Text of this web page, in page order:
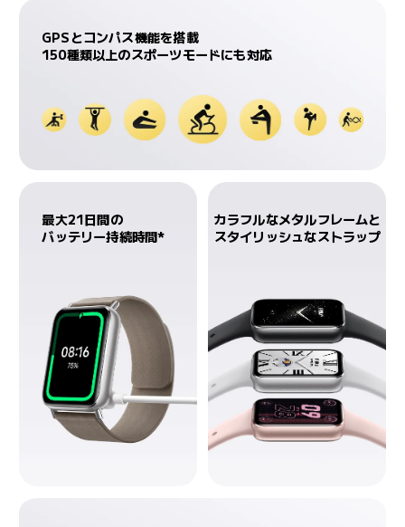
GPSとコンパス機能を搭載
150種類以上のスポーツモードにも対応
最大21日間の
バッテリー持続時間*
カラフルなメタルフレームと
スタイリッシュなストラップ